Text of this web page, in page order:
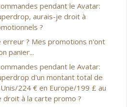
pendant le Avatar:
aurais-je droit à
?
erreur ? Mes promotions n'ont
panier...
pendant le Avatar:
d'un montant total de
224 € en Europe/199 £ au
droit à la carte promo ?